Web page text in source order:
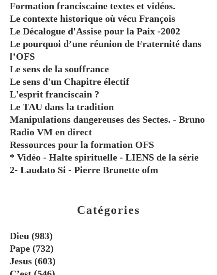
Catégories
Dieu (983)
Pape (732)
Jesus (603)
Formation franciscaine textes et vidéos.
Le contexte historique où vécu François
Le Décalogue d'Assise pour la Paix -2002
Le pourquoi d’une réunion de Fraternité dans
l’OFS
Le sens de la souffrance
Le sens d'un Chapitre électif
L'esprit franciscain ?
Le TAU dans la tradition
Manipulations dangereuses des Sectes. - Bruno
Radio VM en direct
Ressources pour la formation OFS
* Vidéo - Halte spirituelle - LIENS de la série
2- Laudato Si - Pierre Brunette ofm